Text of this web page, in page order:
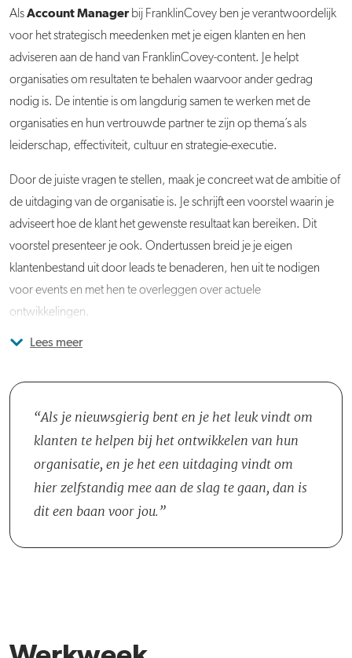
AlsAccount Managerbij FranklinCovey ben je verantwoordelijk
voor het strategisch meedenken met je eigen klanten en hen
adviseren aan de hand van FranklinCovey-content. Je helpt
organisaties om resultaten te behalen waarvoor ander gedrag
nodig is. De intentie is om langdurig samen te werken met de
organisaties en hun vertrouwde partner te zijn op thema’s als
leiderschap, effectiviteit, cultuur en strategie-executie.
Door de juiste vragen te stellen, maak je concreet wat de ambitie of
de uitdaging van de organisatie is. Je schrijft een voorstel waarin je
adviseert hoe de klant het gewenste resultaat kan bereiken. Dit
voorstel presenteer je ook. Ondertussen breid je je eigen
klantenbestand uit door leads te benaderen, hen uit te nodigen
voor events en met hen te overleggen over actuele
ontwikkelingen.
Je verdiept je in (nieuwe) FranklinCovey-content, zodat je de klant
met een team van collega's. Je werkt intensief samen met Client
Engagement Coordinators die alles in de backoffice regelen.
Samen met een Implementation Strategist evalueer je eens per
kwartaal met de klant de gestelde doelen, samenwerking en
Lees meer
Als je nieuwsgierig bent en je het leuk vindt om
klanten te helpen bij het ontwikkelen van hun
organisatie, en je het een uitdaging vindt om
hier zelfstandig mee aan de slag te gaan, dan is
dit een baan voor jou.